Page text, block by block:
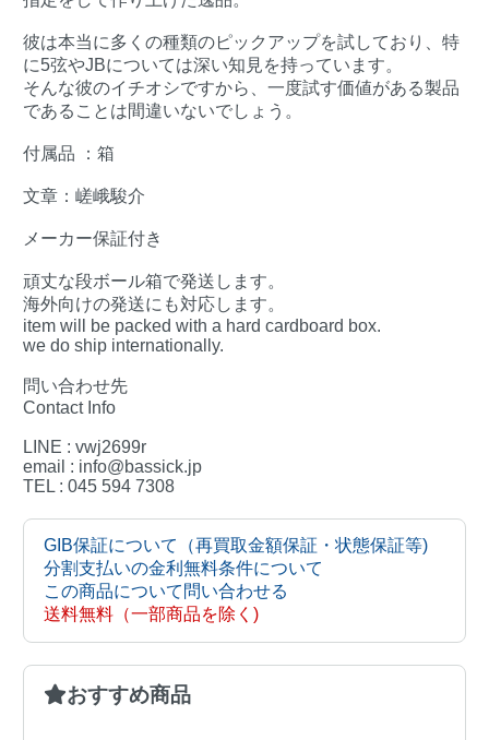
彼は本当に多くの種類のピックアップを試しており、特
に5弦やJBについては深い知見を持っています。
そんな彼のイチオシですから、一度試す価値がある製品
であることは間違いないでしょう。
付属品 ：箱
文章：嵯峨駿介
メーカー保証付き
頑丈な段ボール箱で発送します。
海外向けの発送にも対応します。
item will be packed with a hard cardboard box.
we do ship internationally.
問い合わせ先
Contact Info
LINE : vwj2699r
email : info@bassick.jp
TEL : 045 594 7308
GIB保証について（再買取金額保証・状態保証等)
分割支払いの金利無料条件について
この商品について問い合わせる
送料無料（一部商品を除く)
おすすめ商品